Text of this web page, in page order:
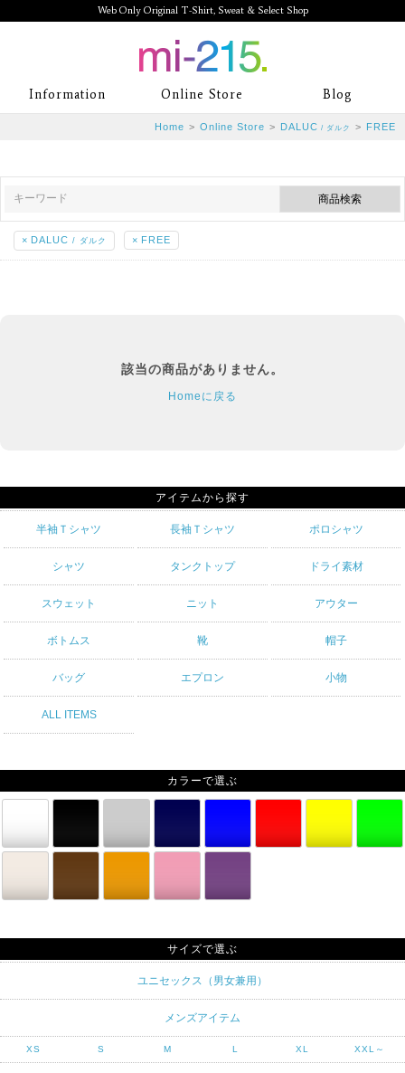
Web Only Original T-Shirt, Sweat & Select Shop
mi-215. Web Only Original T-Shirt,
Sweat & Select Shop mi-215. Tシャ
ランド専門通販
Information Online Store Blog
Home > Online Store > DALUC / ダルク > FREE
× DALUC / ダルク × FREE
該当の商品がありません。
Homeに戻る
アイテムから探す
半袖Ｔシャツ 長袖Ｔシャツ ポロシャツ
シャツ タンクトップ ドライ素材
スウェット ニット アウター
ボトムス 靴 帽子
バッグ エプロン 小物
ALL ITEMS
カラーで選ぶ
サイズで選ぶ
ユニセックス（男女兼用）
メンズアイテム
XS S M L XL XXL～